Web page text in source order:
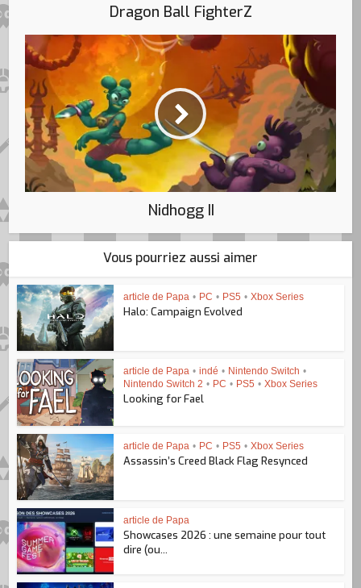
Dragon Ball FighterZ
Nidhogg II
Vous pourriez aussi aimer
article de Papa • PC • PS5 • Xbox Series
Halo: Campaign Evolved
article de Papa • indé • Nintendo Switch •
Nintendo Switch 2 • PC • PS5 • Xbox Series
Looking for Fael
article de Papa • PC • PS5 • Xbox Series
Assassin’s Creed Black Flag Resynced
article de Papa
Showcases 2026 : une semaine pour tout
dire (ou...